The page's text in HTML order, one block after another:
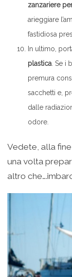
zanzariere
arieggiare
fastidiosa
In ultimo,
plastica . Se
premura
sacchetti e,
dalle
odore.
Vedete, alla
una volta
altro